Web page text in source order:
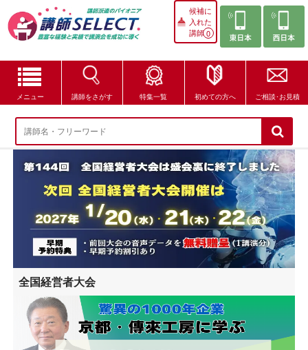
候補に
入れた
講師0
メニュー 講師をさがす 特集一覧 初めての方へ ご相談･お見積
講師をさがす
特集一覧
講師セレクトが選ばれる理由
ブログ・コラム
はじめての方へ
ご相談・お見積
全国経営者大会